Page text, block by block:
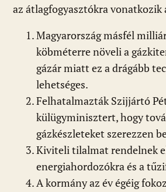
az átlagfogyasztókra vonatkozik
Magyarország másfél
köbméterre növeli a
gázár miatt ez a drágább
lehetséges.
Felhatalmazták Szijjártó
külügyminisztert, hogy
gázkészleteket szerezzen
Kiviteli tilalmat rendelnek
energiahordozókra és a
A kormány az év égéig